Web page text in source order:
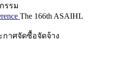
รรม
The 166th ASAIHL
กาศจัดซื้อจัดจ้าง